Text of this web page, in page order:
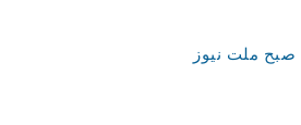
صبح ملت نیوز